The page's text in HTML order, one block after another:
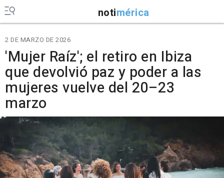
notimérica
2 DE MARZO DE 2026
'Mujer Raíz'; el retiro en Ibiza
que devolvió paz y poder a las
mujeres vuelve del 20–23
marzo